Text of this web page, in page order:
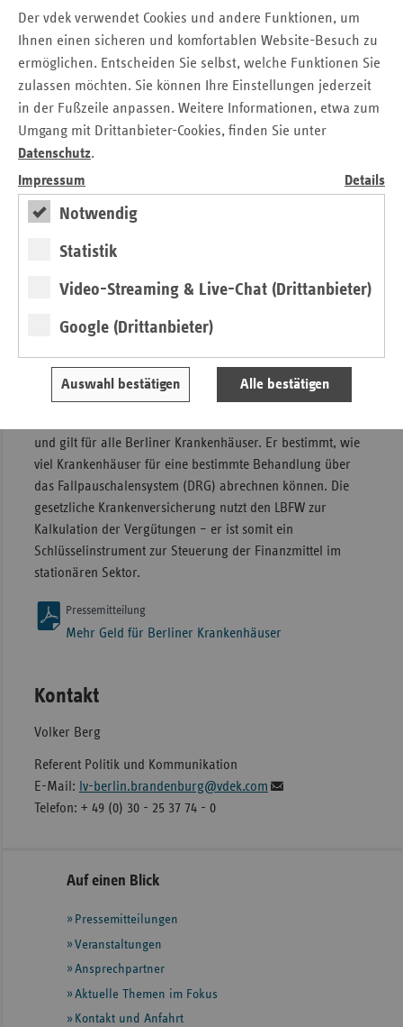
Der vdek verwendet Cookies und andere Funktionen, um
Ihnen einen sicheren und komfortablen Website-Besuch zu
ermöglichen. Entscheiden Sie selbst, welche Funktionen Sie
zulassen möchten. Sie können Ihre Einstellungen jederzeit
in der Fußzeile anpassen. Weitere Informationen, etwa zum
Umgang mit Drittanbieter-Cookies, finden Sie unter
Datenschutz.
Impressum
Details
Notwendig
Statistik
Video-Streaming & Live-Chat (Drittanbieter)
Google (Drittanbieter)
Auswahl bestätigen Alle bestätigen
Berlin/Brandenburg, betont: „Die Einigung zeigt: Die
Selbstverwaltung funktioniert. Trotz des späten Starts auf
Bundesebene haben wir auf Landesebene gemeinsam eine
schnelle und gute Lösung gefunden. Gerade in
wirtschaftlich angespannten Zeiten leisten die gesetzlichen
Krankenkassen ihren Beitrag für eine stabile und
verlässliche stationäre Versorgung. Wichtig ist aber auch:
Die Krankenhausreform muss weiter Fahrt aufnehmen. Nur
mit strukturellen Veränderungen gelingt es,
Versorgungsqualität und Finanzierbarkeit dauerhaft
zusammenzubringen.“
Durch die Vereinbarung erhalten die Berliner
bleibt das Prinzip der leistungsorientierten Finanzierung
erhalten.
Hintergrund:
Der Landesbasisfallwert (LBFW) ist die zentrale
und gilt für alle Berliner Krankenhäuser. Er bestimmt, wie
viel Krankenhäuser für eine bestimmte Behandlung über
das Fallpauschalensystem (DRG) abrechnen können. Die
gesetzliche Krankenversicherung nutzt den LBFW zur
Kalkulation der Vergütungen – er ist somit ein
Schlüsselinstrument zur Steuerung der Finanzmittel im
stationären Sektor.
Pressemitteilung
Mehr Geld für Berliner Krankenhäuser
Kontakt
Volker Berg
Referent Politik und Kommunikation
E-Mail: lv-berlin.brandenburg@vdek.com
Telefon: + 49 (0) 30 - 25 37 74 - 0
Seitennavigation
Seitenleiste
weiteren
Informationen
Auf einen Blick
Pressemitteilungen
Veranstaltungen
Ansprechpartner
Aktuelle Themen im Fokus
Kontakt und Anfahrt